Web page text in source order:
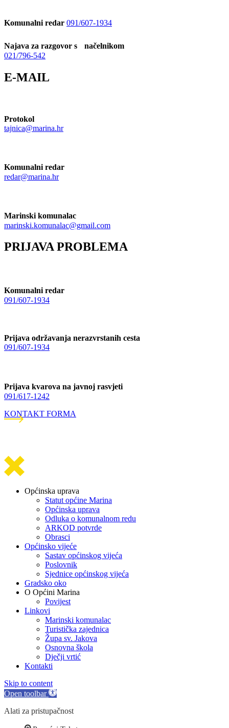
Komunalni redar 091/607-1934
Najava za razgovor s načelnikom
021/796-542
E-MAIL
Protokol
tajnica@marina.hr
Komunalni redar
redar@marina.hr
Marinski komunalac
marinski.komunalac@gmail.com
PRIJAVA PROBLEMA
Komunalni redar
091/607-1934
Prijava održavanja nerazvrstanih cesta
091/607-1934
Prijava kvarova na javnoj rasvjeti
091/617-1242
KONTAKT FORMA
Općinska uprava
Statut općine Marina
Općinska uprava
Odluka o komunalnom redu
ARKOD potvrde
Obrasci
Općinsko vijeće
Sastav općinskog vijeća
Poslovnik
Sjednice općinskog vijeća
Gradsko oko
O Općini Marina
Povijest
Linkovi
Marinski komunalac
Turistička zajednica
Župa sv. Jakova
Osnovna škola
Dječji vrtić
Kontakti
Skip to content
Open toolbar
Alati za pristupačnost